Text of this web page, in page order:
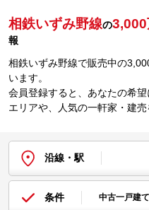
相鉄いずみ野線の
報
相鉄いずみ野線で販売中の
います。
会員登録すると、あなたの希
エリアや、人気の一軒家・建売
沿線・駅
条件 中古一戸建